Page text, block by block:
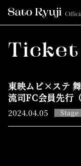
Ticket
東映ムビ×ステ
流司FC会員先行
2024.04.05 Stage